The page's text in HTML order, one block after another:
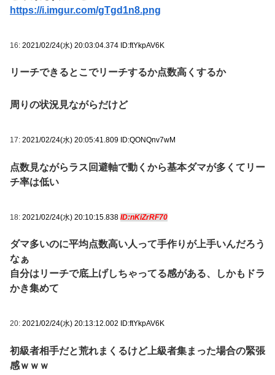
https://i.imgur.com/gTgd1n8.png
16: 2021/02/24(水) 20:03:04.374 ID:ftYkpAV6K
リーチできるとこでリーチするか点数高くするか
周りの状況見ながらだけど
17: 2021/02/24(水) 20:05:41.809 ID:QONQnv7wM
点数見ながらラス回避軸で動くから基本ダマが多くてリー
チ率は低い
18: 2021/02/24(水) 20:10:15.838 ID:nKiZrRF70
ダマ多いのに平均点数高い人って手作りが上手いんだろう
なぁ
自分はリーチで底上げしちゃってる感がある、しかもドラ
かき集めて
20: 2021/02/24(水) 20:13:12.002 ID:ftYkpAV6K
初級者相手だと荒れまくるけど上級者集まった場合の緊張
感ｗｗｗ